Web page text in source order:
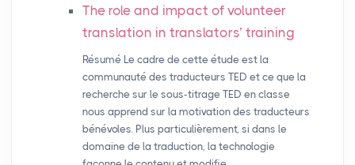
The role and impact of volunteer
translation in translators’ training
Résumé Le cadre de cette étude est la
communauté des traducteurs TED et ce que la
recherche sur le sous-titrage TED en classe
nous apprend sur la motivation des traducteurs
bénévoles. Plus particulièrement, si dans le
domaine de la traduction, la technologie